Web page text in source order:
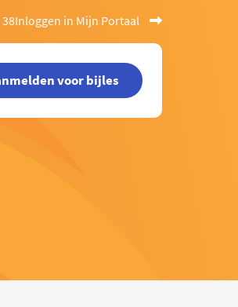
38Inloggen in Mijn Portaal
voor bijles